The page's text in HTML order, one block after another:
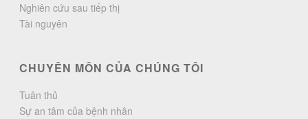
Nghiên cứu sau tiếp thị
Tài nguyên
CHUYÊN MÔN CỦA CHÚNG TÔI
Tuân thủ
Sự an tâm của bệnh nhân